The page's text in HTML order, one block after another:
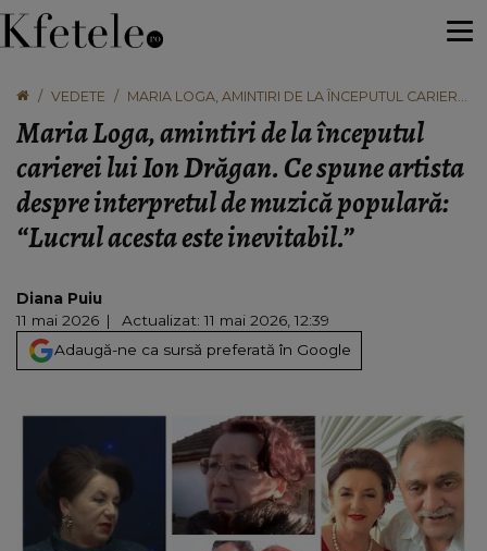
VEDETE
MARIA LOGA, AMINTIRI DE LA ÎNCEPUTUL CARIEREI
INTERPRETUL DE MUZICĂ POPULARĂ: “LUCRUL
ACESTA ESTE INEVITABIL.”
Maria Loga, amintiri de la începutul
carierei lui Ion Drăgan. Ce spune artista
despre interpretul de muzică populară:
“Lucrul acesta este inevitabil.”
Diana Puiu
11 mai 2026
Actualizat: 11 mai 2026, 12:39
Adaugă-ne ca sursă preferată în Google